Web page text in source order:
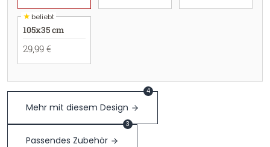
★beliebt
105x35 cm
29,99 €
Mehr mit diesem Design
4
Passendes Zubehör
3